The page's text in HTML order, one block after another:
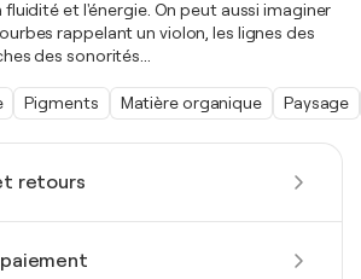
retours
fluidité et l'énergie. On peut aussi imaginer
rappelant un violon, les lignes des
des sonorités...
Pigments Matière organique Paysage